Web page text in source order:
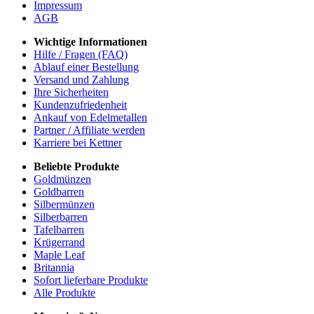
Impressum
AGB
Wichtige Informationen
Hilfe / Fragen (FAQ)
Ablauf einer Bestellung
Versand und Zahlung
Ihre Sicherheiten
Kundenzufriedenheit
Ankauf von Edelmetallen
Partner / Affiliate werden
Karriere bei Kettner
Beliebte Produkte
Goldmünzen
Goldbarren
Silbermünzen
Silberbarren
Tafelbarren
Krügerrand
Maple Leaf
Britannia
Sofort lieferbare Produkte
Alle Produkte